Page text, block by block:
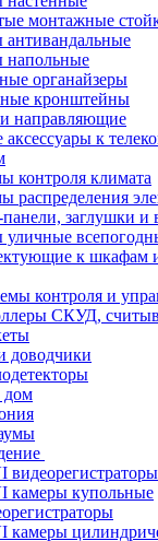
монтажные
органайзеры
кронштейны
направляющие
аксессуары к
контроля климата
распределения
заглушки и
к шкафам
контроля и
СКУД,
доводчики
видеорегистраторы
камеры купольные
камеры